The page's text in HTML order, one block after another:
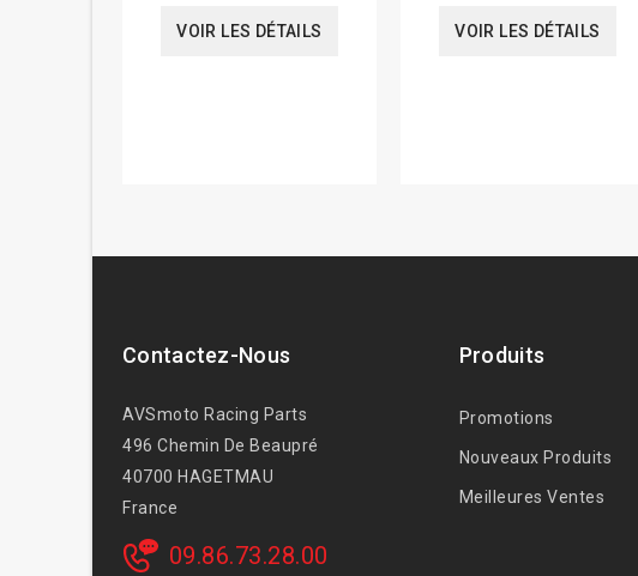
VOIR LES DÉTAILS VOIR LES DÉTAILS
Contactez-Nous
AVSmoto Racing Parts
496 Chemin De Beaupré
40700 HAGETMAU
France
09.86.73.28.00
Produits
Promotions
Nouveaux Produits
Meilleures Ventes